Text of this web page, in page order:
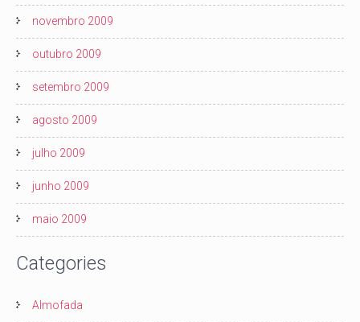
novembro 2009
outubro 2009
setembro 2009
agosto 2009
julho 2009
junho 2009
maio 2009
Categories
Almofada